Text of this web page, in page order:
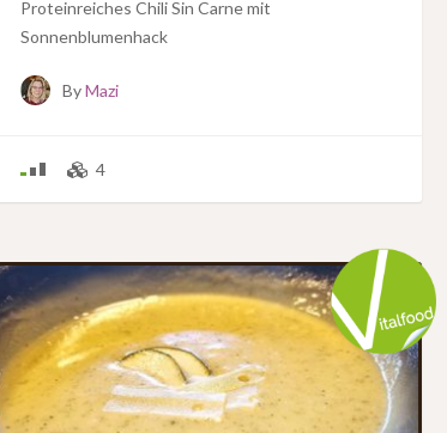
Proteinreiches Chili Sin Carne mit
Sonnenblumenhack
ByMazi
4